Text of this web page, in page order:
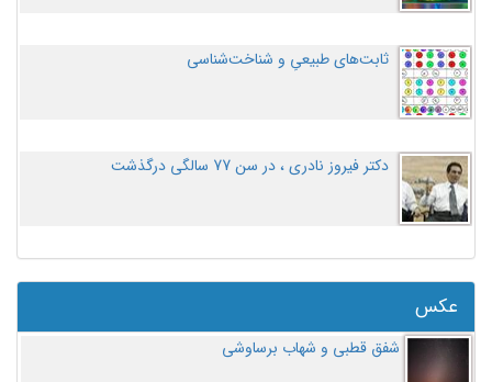
ثابت‌های طبیعیِ و شناخت‌شناسی
دکتر فیروز نادری ، در سن 77 سالگی درگذشت
عکس
شفق قطبی و شهاب برساوشی